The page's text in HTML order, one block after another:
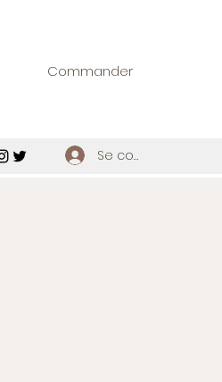
Commander
Se connecter